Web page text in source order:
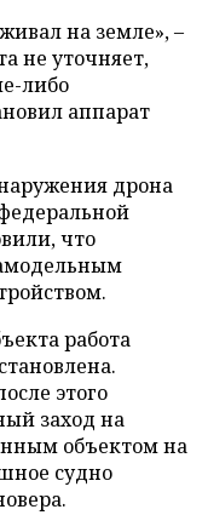
на земле», –
не уточняет,
либо
аппарат
дрона
что
работа
этого
заход на
объектом на
судно